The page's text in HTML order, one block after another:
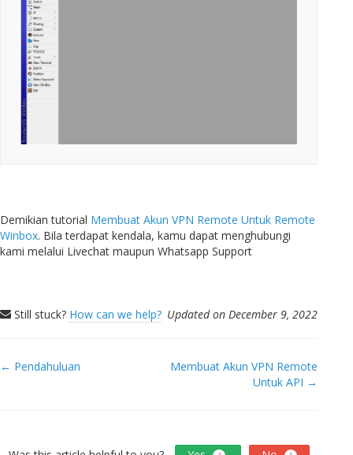
Demikian tutorial Membuat Akun VPN Remote Untuk Remote
Winbox. Bila terdapat kendala, kamu dapat menghubungi
kami melalui Livechat maupun Whatsapp Support
Still stuck? How can we help? Updated on December 9, 2022
Doc
← Pendahuluan
Membuat Akun VPN Remote
Untuk API →